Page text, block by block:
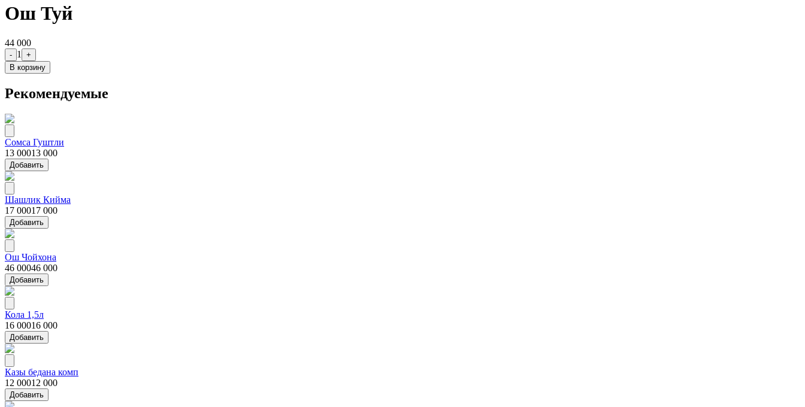
Ош Туй
44 000
- 1
+
В корзину
Рекомендуемые
Сомса Гуштли
13 00013 000
Добавить
Шашлик Кийма
17 00017 000
Добавить
Ош Чойхона
46 00046 000
Добавить
Кола 1,5л
16 00016 000
Добавить
Казы бедана комп
12 00012 000
Добавить